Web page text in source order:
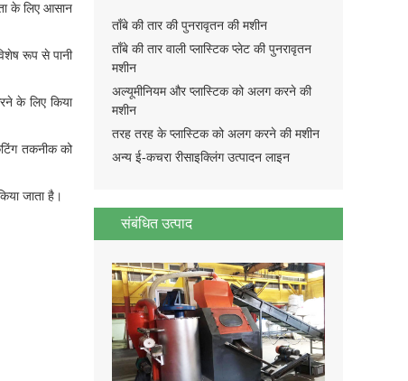
के लिए आसान
रूप से पानी
के लिए किया
तकनीक को
जाता है।
ताँबे की तार की पुनरावृतन की मशीन
ताँबे की तार वाली प्लास्टिक प्लेट की पुनरावृतन
मशीन
अल्यूमीनियम और प्लास्टिक को अलग करने की
मशीन
तरह तरह के प्लास्टिक को अलग करने की मशीन
अन्य ई-कचरा रीसाइक्लिंग उत्पादन लाइन
संबंधित उत्पाद